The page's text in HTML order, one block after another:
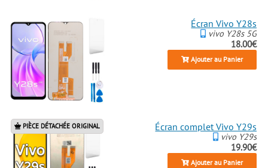
Écran Vivo Y28s
vivo Y28s 5G
18.00€
Ajouter au Panier
PIÈCE DÉTACHÉE ORIGINAL Écran complet Vivo Y29s
vivo Y29s
19.90€
Ajouter au Panier